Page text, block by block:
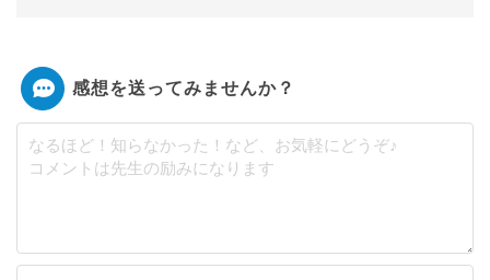
感想を送ってみませんか？